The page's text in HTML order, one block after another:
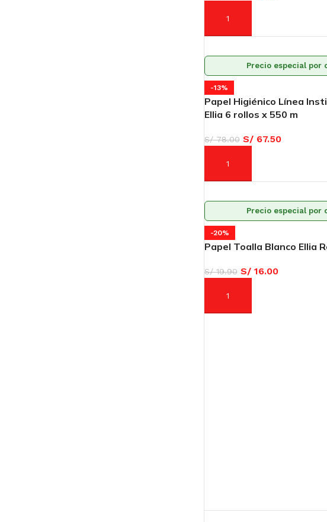
AÑADIR AL CARRITO
Precio especial por
-13%
Papel Higiénico Línea
Ellia 6 rollos x 550 m
S/78.00 S/67.50
AÑADIR AL CARRITO
Precio especial por
-20%
Papel Toalla Blanco Ellia
S/19.90 S/16.00
AÑADIR AL CARRITO